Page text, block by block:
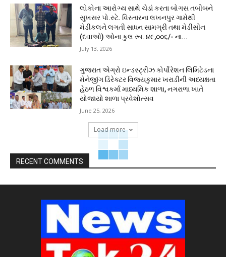
લોકોના આરોગ્ય સાથે ચેડાં કરતા બોગસ તબીબને
સુખસર પો.સ્ટે. વિસ્તારના લખનપુર ગામેથી
મેડીકલને લગતી સાધન સામગ્રી તથા મેડીસીન
(દવાઓ) ઓના કુલ રૂા. ૪૯,૦૦૬/- ના...
July 13, 2026
ગુજરાત એગ્રો ઇન્ડસ્ટ્રીઝ કોર્પોરેશન લિમિટેડના
મેનેજીંગ ડિરેક્ટર વિજયકુમાર ખરાડીની અધ્યક્ષતા
હેઠળ વિશ્વકર્મા માધ્યમિક શાળા, નગરાળા ખાતે
યોજાયો શાળા પ્રવેશોત્સવ
June 25, 2026
Load more
RECENT COMMENTS